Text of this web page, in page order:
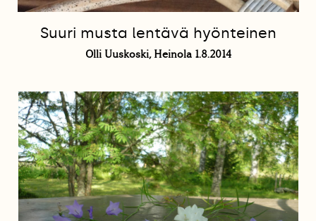
Suuri musta lentävä hyönteinen
Olli Uuskoski, Heinola 1.8.2014